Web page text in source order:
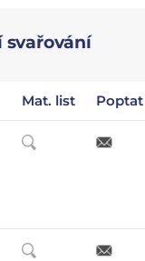
svařování
Mat. list Poptat